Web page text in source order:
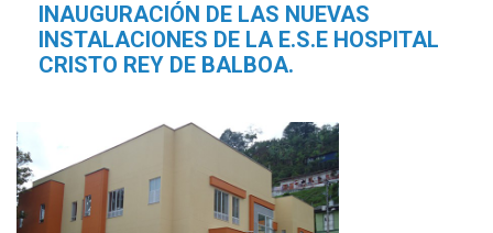
INAUGURACIÓN DE LAS NUEVAS
INSTALACIONES DE LA E.S.E HOSPITAL
CRISTO REY DE BALBOA.